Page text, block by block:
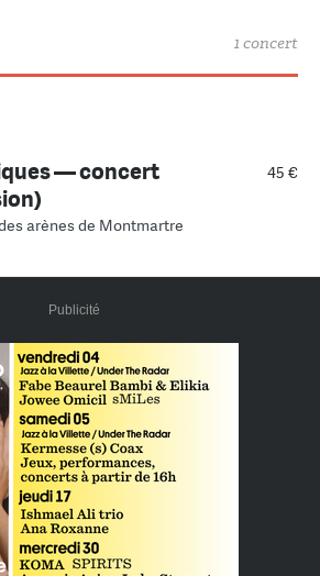
1 concert
45 €
— concert
arènes de Montmartre
Publicité